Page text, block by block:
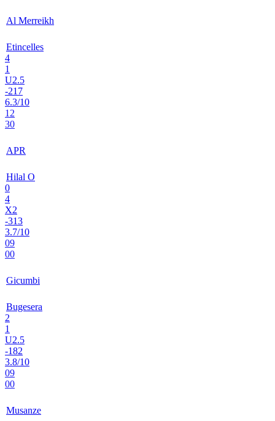
Al Merreikh
Etincelles
4
1
U2.5
-217
6.3/10
12
30
APR
Hilal O
0
4
X2
-313
3.7/10
09
00
Gicumbi
Bugesera
2
1
U2.5
-182
3.8/10
09
00
Musanze